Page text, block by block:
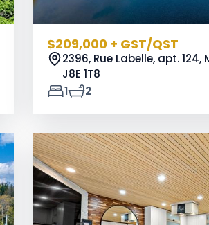
$209,000 + GST/QST
2396, Rue Labelle, apt.
J8E 1T8
1
2